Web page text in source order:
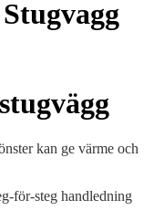
kan ge värme och
för-steg handledning